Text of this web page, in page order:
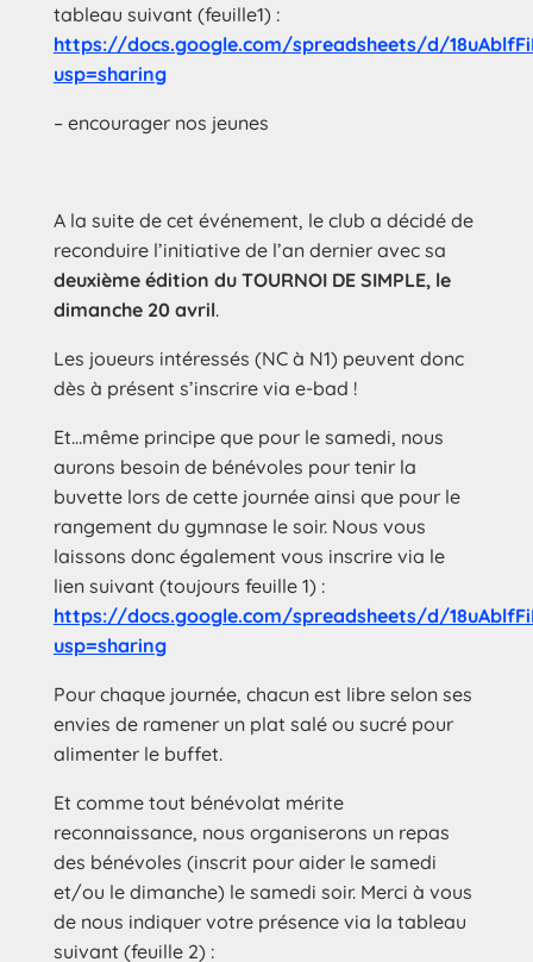
tableau suivant (feuille1) :
https://docs.google.com/spreadsheets/d/
usp=sharing
– encourager nos jeunes
A la suite de cet événement, le club a décidé de
reconduire l’initiative de l’an dernier avec sa
deuxième édition du TOURNOI DE SIMPLE, le
dimanche 20 avril.
Les joueurs intéressés (NC à N1) peuvent donc
dès à présent s’inscrire via e-bad !
Et…même principe que pour le samedi, nous
aurons besoin de bénévoles pour tenir la
buvette lors de cette journée ainsi que pour le
rangement du gymnase le soir. Nous vous
laissons donc également vous inscrire via le
lien suivant (toujours feuille 1) :
https://docs.google.com/spreadsheets/d/
usp=sharing
Pour chaque journée, chacun est libre selon ses
envies de ramener un plat salé ou sucré pour
alimenter le buffet.
Et comme tout bénévolat mérite
reconnaissance, nous organiserons un repas
des bénévoles (inscrit pour aider le samedi
et/ou le dimanche) le samedi soir. Merci à vous
de nous indiquer votre présence via la tableau
suivant (feuille 2) :